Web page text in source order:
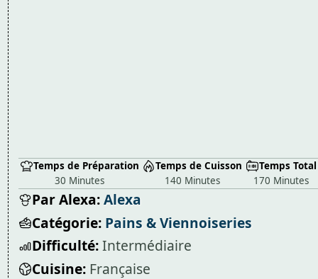
Temps de Préparation
30 Minutes
Temps de Cuisson
140 Minutes
Temps Total
170 Minutes
Par Alexa:Alexa
Catégorie: Pains & Viennoiseries
Difficulté:Intermédiaire
Cuisine: Française